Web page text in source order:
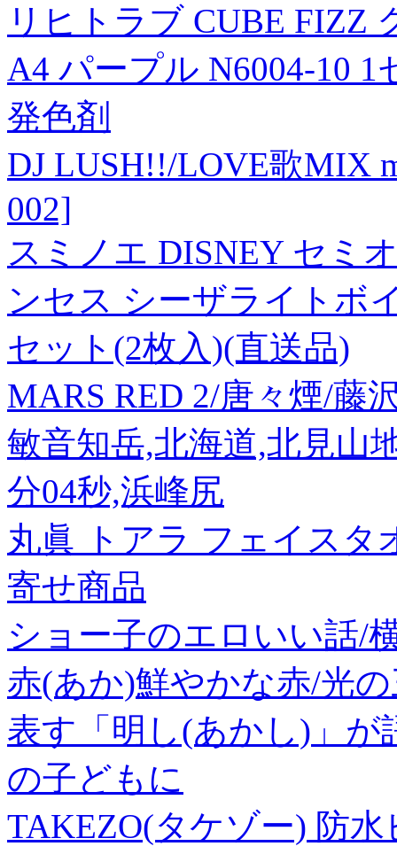
リヒトラブ CUBE FIZZ
A4 パープル N6004-10
発色剤
DJ LUSH!!/LOVE歌MIX
002]
スミノエ DISNEY セミ
ンセス シーザライトボ
セット(2枚入)(直送品)
MARS RED 2/唐々煙/藤
敏音知岳,北海道,北見山
分04秒,浜峰尻
丸眞 トアラ フェイスタ
寄せ商品
ショー子のエロいい話/
赤(あか)鮮やかな赤/光
表す「明し(あかし)」が
の子どもに
TAKEZO(タケゾー) 防